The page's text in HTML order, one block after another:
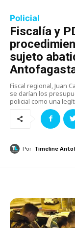
Policial
Fiscalía y
sujeto
Fiscal regional, Juan
se darían los
policial como una
Por Timeline